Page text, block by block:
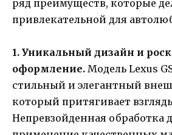
ряд преимуществ, которые
привлекательной для
1. Уникальный дизайн и
оформление. Модель Lexus
стильный и элегантный
который притягивает
Непревзойденная обработка